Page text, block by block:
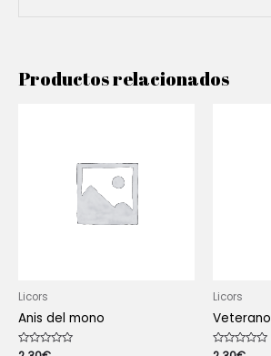
Productos relacionados
Licors
Anis del mono
Valorado
Licors
Veterano
Valorado